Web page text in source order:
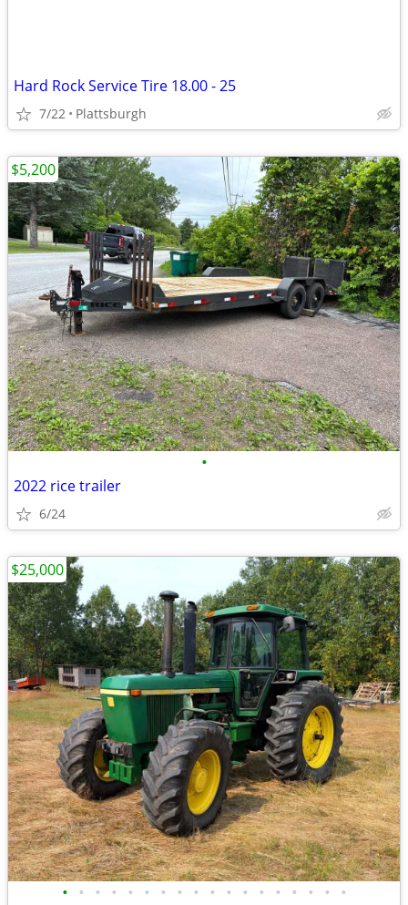
Hard Rock Service Tire 18.00 - 25
7/22 Plattsburgh
•
2022 rice trailer
6/24
$5,200
• • • • • • • • • • • • • • • • • •
$25,000